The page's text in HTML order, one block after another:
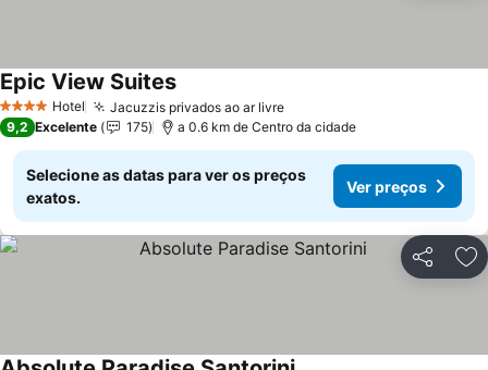
4 EstrelasHotel Jacuzzis privados ao ar livreVer preços
Epic View SuitesVer preços
9,2 Excelente 175 a 0.6 km de Centro da cidade
Selecione as datas para ver os preços
exatos.
Ver preços
Partilhar